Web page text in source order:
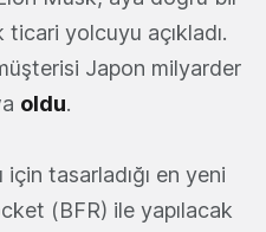
yolcuyu açıkladı.
Japon milyarder
oldu.
tasarladığı en yeni
(BFR) ile yapılacak